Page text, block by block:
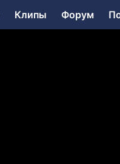
Клипы Форум